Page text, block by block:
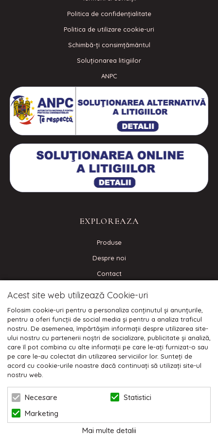
© 2026 NIKODO | POWERED BY
Politica de confidenţialitate
Politica de utilizare cookie-uri
Schimbă-ți consimțământul
Soluționarea litigiilor
ANPC
EXPLOREAZA
Produse
Despre noi
Contact
CONECTEAZA-TE
Plata cu cardul:
Acest site web utilizează Cookie-uri
Folosim cookie-uri pentru a personaliza conținutul și anunțurile,
pentru a oferi funcții de social media și pentru a analiza traficul
nostru. De asemenea, împărtășim informații despre utilizarea site-
ului nostru cu partenerii noștri de socializare, publicitate și analiză,
care îl pot combina cu alte informații pe care le-ați furnizat-o sau
pe care le-au colectat din utilizarea serviciilor lor. Sunteți de
acord cu cookie-urile noastre dacă continuați să utilizați site-ul
nostru web.
Necesare
Statistici
Marketing
Mai multe detalii